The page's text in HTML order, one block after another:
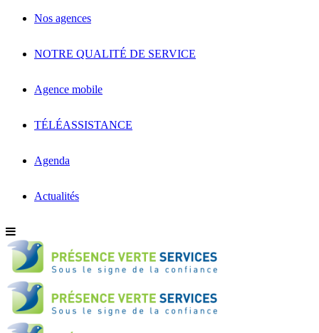
Nos agences
NOTRE QUALITÉ DE SERVICE
Agence mobile
TÉLÉASSISTANCE
Agenda
Actualités